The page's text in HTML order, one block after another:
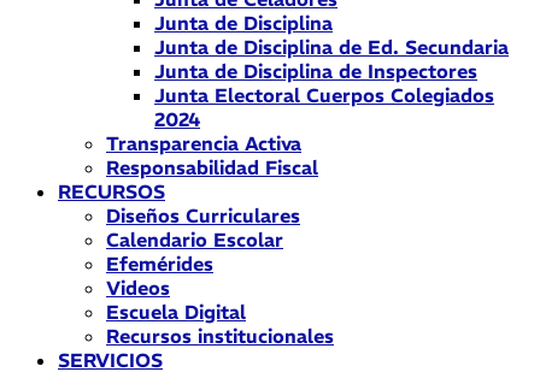
Junta de Disciplina
Junta de Disciplina de Ed. Secundaria
Junta de Disciplina de Inspectores
Junta Electoral Cuerpos Colegiados
2024
Transparencia Activa
Responsabilidad Fiscal
RECURSOS
Diseños Curriculares
Calendario Escolar
Efemérides
Videos
Escuela Digital
Recursos institucionales
SERVICIOS